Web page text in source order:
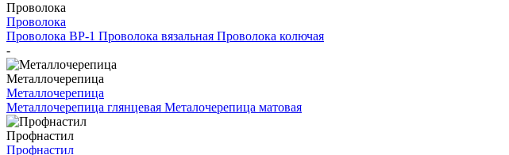
Проволока
Проволока
Проволока ВР-1 Проволока вязальная Проволока колючая
-
Металлочерепица
Металлочерепица
Металлочерепица глянцевая Металочерепица матовая
Профнастил
Профнастил